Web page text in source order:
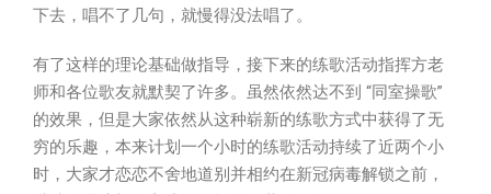
下去，唱不了几句，就慢得没法唱了。
有了这样的理论基础做指导，接下来的练歌活动指挥方老
师和各位歌友就默契了许多。虽然依然达不到 “同室操歌”
的效果，但是大家依然从这种崭新的练歌方式中获得了无
穷的乐趣，本来计划一个小时的练歌活动持续了近两个小
时，大家才恋恋不舍地道别并相约在新冠病毒解锁之前，